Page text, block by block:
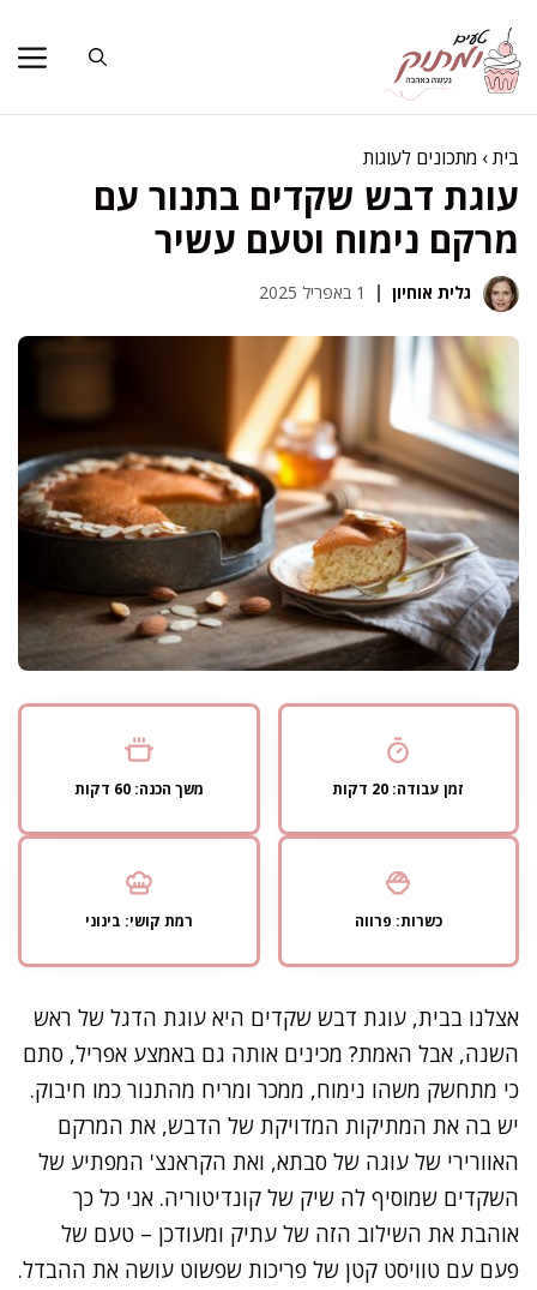
לתוכן
בית› מתכונים לעוגות
עוגת דבש שקדים בתנור עם
מרקם נימוח וטעם עשיר
גלית אוחיון 1 באפריל 2025
זמן עבודה: 20 דקות משך הכנה: 60 דקות
כשרות: פרווה רמת קושי: בינוני
אצלנו בבית, עוגת דבש שקדים היא עוגת הדגל של ראש
השנה, אבל האמת? מכינים אותה גם באמצע אפריל, סתם
כי מתחשק משהו נימוח, ממכר ומריח מהתנור כמו חיבוק.
יש בה את המתיקות המדויקת של הדבש, את המרקם
האוורירי של עוגה של סבתא, ואת הקראנצ' המפתיע של
השקדים שמוסיף לה שיק של קונדיטוריה. אני כל כך
אוהבת את השילוב הזה של עתיק ומעודכן – טעם של
פעם עם טוויסט קטן של פריכות שפשוט עושה את ההבדל.